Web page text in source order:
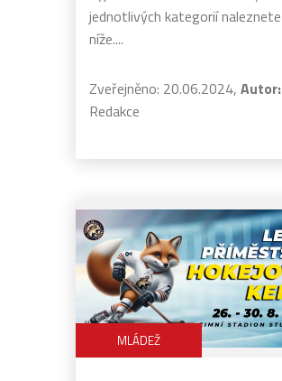
jednotlivých kategorií naleznete
níže....
Zveřejněno: 20.06.2024, Autor:
Redakce
MLÁDEŽ